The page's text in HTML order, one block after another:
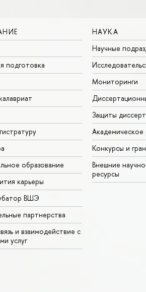
подготовка
образование
карьеры
ВШЭ
партнерства
и взаимодействие с
услуг
НАУКА
Научные
Мониторинги
Защиты
Академическое
Конкурсы и
Внешние
ресурсы